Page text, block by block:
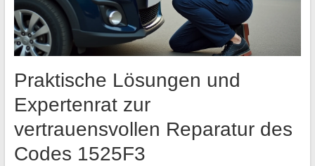
Praktische Lösungen und
Expertenrat zur
vertrauensvollen Reparatur des
Codes 1525F3